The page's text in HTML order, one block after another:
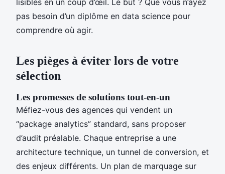
pas besoin d’un diplôme en data science pour
comprendre où agir.
Les pièges à éviter lors de votre
sélection
Les promesses de solutions tout-en-un
Méfiez-vous des agences qui vendent un
“package analytics” standard, sans proposer
d’audit préalable. Chaque entreprise a une
architecture technique, un tunnel de conversion, et
des enjeux différents. Un plan de marquage sur